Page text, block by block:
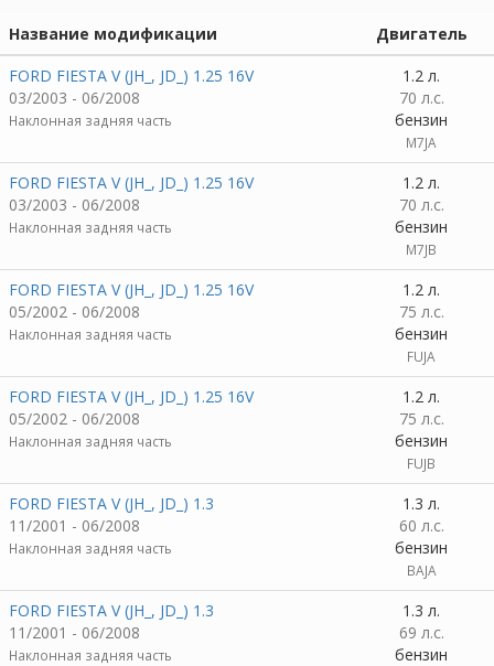
Название модификации
Двигатель
FORD FIESTA V (JH_, JD_) 1.25 16V
03/2003 - 06/2008
Наклонная задняя часть
1.2 л.
70 л.с.
бензин
M7JA
FORD FIESTA V (JH_, JD_) 1.25 16V
03/2003 - 06/2008
Наклонная задняя часть
1.2 л.
70 л.с.
бензин
M7JB
FORD FIESTA V (JH_, JD_) 1.25 16V
05/2002 - 06/2008
Наклонная задняя часть
1.2 л.
75 л.с.
бензин
FUJA
FORD FIESTA V (JH_, JD_) 1.25 16V
05/2002 - 06/2008
Наклонная задняя часть
1.2 л.
75 л.с.
бензин
FUJB
FORD FIESTA V (JH_, JD_) 1.3
11/2001 - 06/2008
Наклонная задняя часть
1.3 л.
60 л.с.
бензин
BAJA
FORD FIESTA V (JH_, JD_) 1.3
11/2001 - 06/2008
Наклонная задняя часть
1.3 л.
69 л.с.
бензин